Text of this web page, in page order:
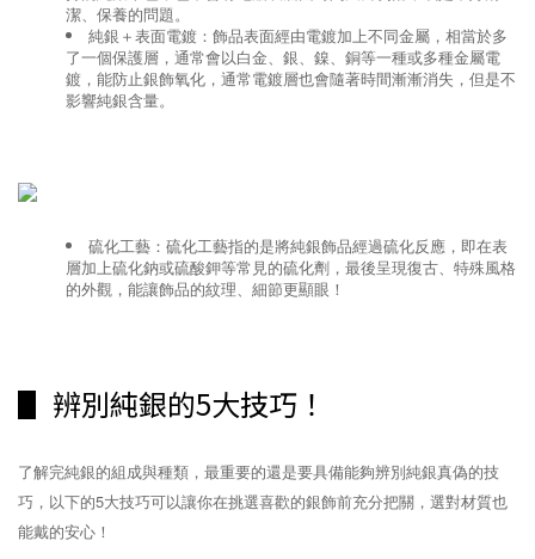
潔、保養的問題。
純銀＋表面電鍍：飾品表面經由電鍍加上不同金屬，相當於多
了一個保護層，通常會以白金、銀、鎳、銅等一種或多種金屬電
鍍，能防止銀飾氧化，通常電鍍層也會隨著時間漸漸消失，但是不
影響純銀含量。
硫化工藝：硫化工藝指的是將純銀飾品經過硫化反應，即在表
層加上硫化鈉或硫酸鉀等常見的硫化劑，最後呈現復古、特殊風格
的外觀，能讓飾品的紋理、細節更顯眼！
▋ 辨別純銀的5大技巧！
了解完純銀的組成與種類，最重要的還是要具備能夠辨別純銀真偽的技
巧，以下的5大技巧可以讓你在挑選喜歡的銀飾前充分把關，選對材質也
能戴的安心！